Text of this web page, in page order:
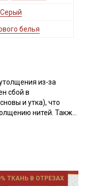
Серый
белья
из-за
сбой в
и утка), что
нитей. Также
3-5см от края, могут
ткани это неизбежно,
Просим учитывать
ТКАНЬ В ОТРЕЗАХ